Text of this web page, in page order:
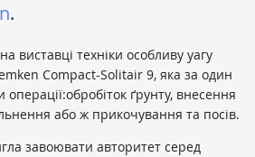
.
виставці техніки особливу уагу
Compact-Solitair 9, яка за один
ґрунту, внесення
або ж прикочування та посів.
завоювати авторитет серед